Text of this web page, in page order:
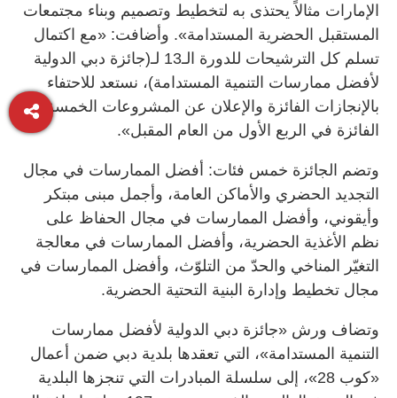
الإمارات مثالاً يحتذى به لتخطيط وتصميم وبناء مجتمعات
المستقبل الحضرية المستدامة». وأضافت: «مع اكتمال
تسلم كل الترشيحات للدورة الـ13 لـ(جائزة دبي الدولية
لأفضل ممارسات التنمية المستدامة)، نستعد للاحتفاء
بالإنجازات الفائزة والإعلان عن المشروعات الخمسة
الفائزة في الربع الأول من العام المقبل».
وتضم الجائزة خمس فئات: أفضل الممارسات في مجال
التجديد الحضري والأماكن العامة، وأجمل مبنى مبتكر
وأيقوني، وأفضل الممارسات في مجال الحفاظ على
نظم الأغذية الحضرية، وأفضل الممارسات في معالجة
التغيّر المناخي والحدّ من التلوّث، وأفضل الممارسات في
مجال تخطيط وإدارة البنية التحتية الحضرية.
وتضاف ورش «جائزة دبي الدولية لأفضل ممارسات
التنمية المستدامة»، التي تعقدها بلدية دبي ضمن أعمال
«كوب 28»، إلى سلسلة المبادرات التي تنجزها البلدية